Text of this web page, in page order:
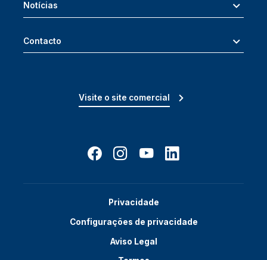
Notícias
Contacto
Visite o site comercial
Privacidade
Configurações de privacidade
Aviso Legal